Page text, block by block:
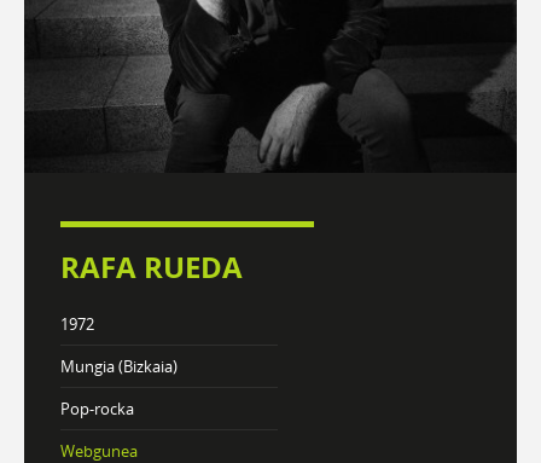
RAFA RUEDA
1972
Mungia (Bizkaia)
Pop-rocka
Webgunea